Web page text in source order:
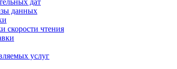
дат
данных
скорости чтения
услуг